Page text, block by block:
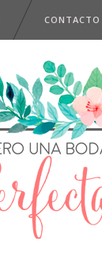
CONTACTO